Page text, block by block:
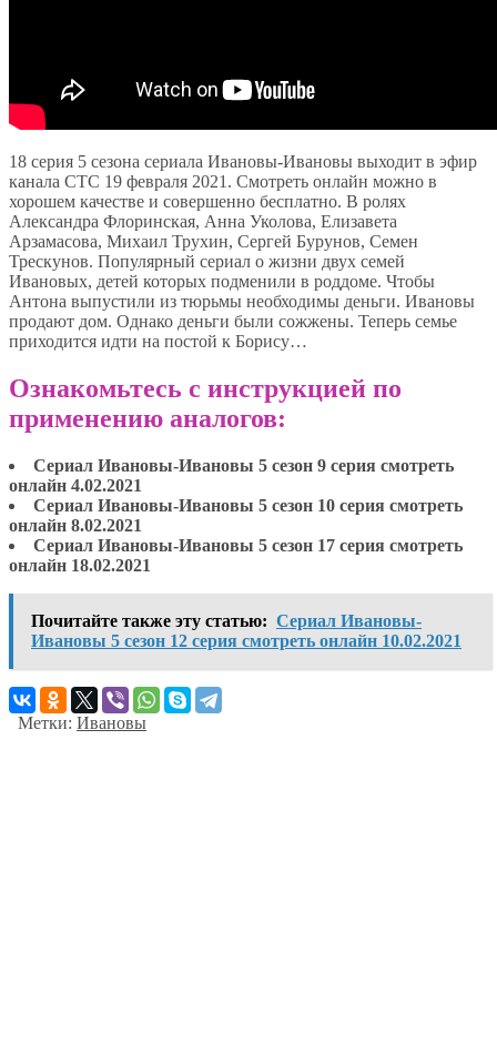
18 серия 5 сезона сериала Ивановы-Ивановы выходит в эфир
канала СТС 19 февраля 2021. Смотреть онлайн можно в
хорошем качестве и совершенно бесплатно. В ролях
Александра Флоринская, Анна Уколова, Елизавета
Арзамасова, Михаил Трухин, Сергей Бурунов, Семен
Трескунов. Популярный сериал о жизни двух семей
Ивановых, детей которых подменили в роддоме. Чтобы
Антона выпустили из тюрьмы необходимы деньги. Ивановы
продают дом. Однако деньги были сожжены. Теперь семье
приходится идти на постой к Борису…
Ознакомьтесь с инструкцией по
применению аналогов:
Сериал Ивановы-Ивановы 5 сезон 9 серия смотреть
онлайн 4.02.2021
Сериал Ивановы-Ивановы 5 сезон 10 серия смотреть
онлайн 8.02.2021
Сериал Ивановы-Ивановы 5 сезон 17 серия смотреть
онлайн 18.02.2021
Почитайте также эту статью: Сериал Ивановы-
Ивановы 5 сезон 12 серия смотреть онлайн 10.02.2021
Метки: Ивановы